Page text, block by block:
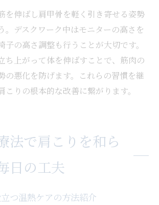
を伸ばし肩甲骨を軽く引き寄せる姿勢
。デスクワーク中はモニターの高さを
子の高さ調整も行うことが大切です。
ち上がって体を伸ばすことで、筋肉の
の悪化を防げます。これらの習慣を継
こりの根本的な改善に繋がります。
法で肩こりを和ら
日の工夫
つ温熱ケアの方法紹介